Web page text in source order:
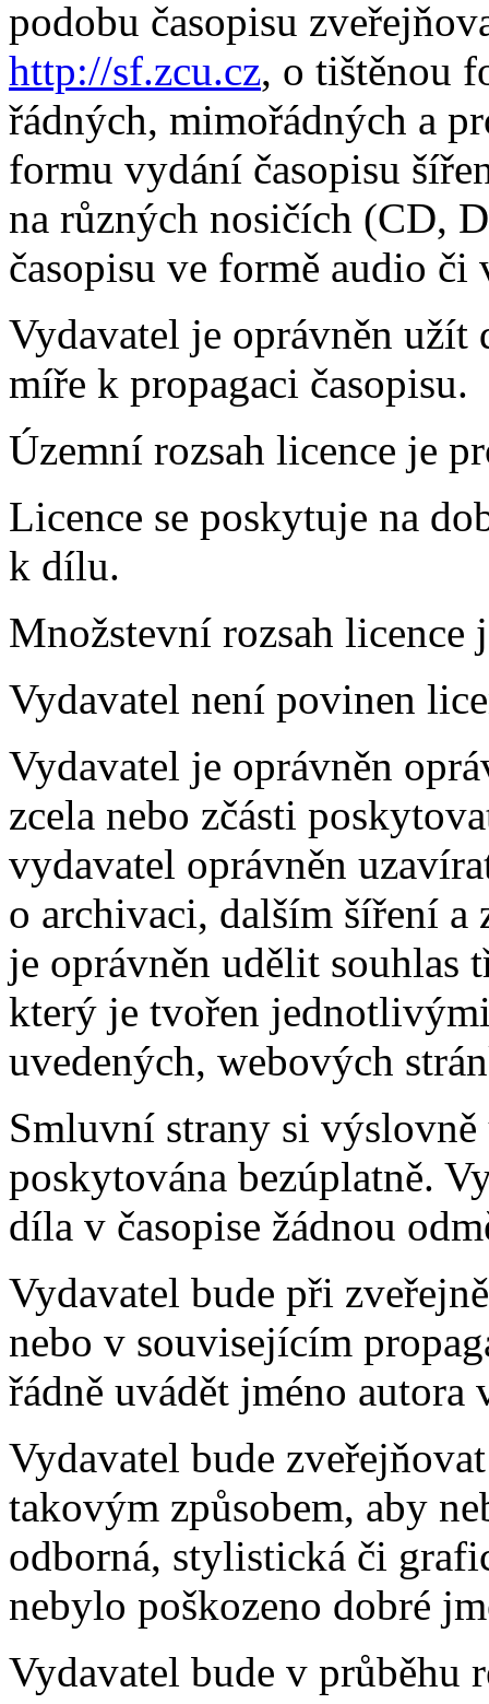
podobu časopisu
http://sf.zcu.cz, o tištěnou
řádných, mimořádných a
formu vydání časopisu
na různých nosičích (CD,
časopisu ve formě audio či
Vydavatel je oprávněn užít
míře k propagaci časopisu.
Územní rozsah licence je
Licence se poskytuje na
k dílu.
Množstevní rozsah licence
Vydavatel není povinen
Vydavatel je oprávněn
zcela nebo zčásti
vydavatel oprávněn
o archivaci, dalším šíření a
je oprávněn udělit souhlas
který je tvořen
uvedených, webových
Smluvní strany si
poskytována bezúplatně.
díla v časopise žádnou
Vydavatel bude při
nebo v souvisejícím
řádně uvádět jméno autora
Vydavatel bude
takovým způsobem, aby
odborná, stylistická či
nebylo poškozeno dobré
Vydavatel bude v průběhu